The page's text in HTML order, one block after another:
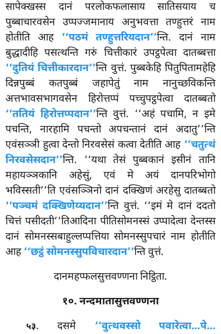
सापेक्खस्स दानं परलोकफलासाय सातिसयाय च
पुब्बाचारवसेन उप्पज्जमानाय अनुभवत्ता तण्हुत्तरं नाम
होतीति आह ‘‘पठमं तण्हुत्तरियदान’’न्ति. दानं नाम
बुद्धादीहि पसत्थन्ति गरुं चित्तीकारं उपट्ठपेत्वा दातब्बत्ता
‘‘दुतियं चित्तीकारदान’’न्ति वुत्तं. पुब्बकेहि पितुपितामहेहि
दिन्नपुब्बं कतपुब्बं जहापेतुं नाम नानुच्छविकन्ति
अत्तभावसभागवसेन हिरोत्तप्पं पच्चुपट्ठपेत्वा दातब्बतो
‘‘ततियं हिरोत्तप्पदान’’न्ति वुत्तं. ‘‘अहं पचामि, न इमे
पचन्ति, नारहामि पचन्तो अपचन्तानं दानं अदातु’’न्ति
एवंसञ्ञी हुत्वा देन्तो निरवसेसं कत्वा देतीति आह ‘‘चतुत्थं
निरवसेसदान’’न्ति. ‘‘यथा तेसं पुब्बकानं इसीनं तानि
महायञ्ञकानि अहेसुं, एवं मे अयं दानपरिभोगो
भविस्सती’’ति एवंसञ्ञिनो दानं दक्खिणं अरहेसु दातब्बतो
‘‘पञ्चमं दक्खिणेय्यदान’’न्ति वुत्तं. ‘‘इमं मे दानं ददतो
चित्तं पसीदती’’तिआदिना पीतिसोमनस्सं उप्पादेत्वा देन्तस्स
दानं सोमनस्सबाहुल्लप्पत्तिया सोमनस्सुपचारं नाम होतीति
आह‘‘छट्ठं सोमनस्सुपविचारदान’’न्ति वुत्तं.
दानमहप्फलसुत्तवण्णना निट्ठिता.
१०. नन्दमातासुत्तवण्णना
५३. दसमे ‘‘वुत्थवस्सो पवारेत्वा…पे…